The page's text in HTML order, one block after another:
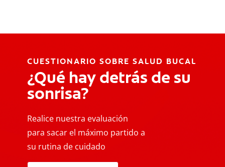
CUESTIONARIO SOBRE SALUD BUCAL
¿Qué hay detrás de su
sonrisa?
Realice nuestra evaluación
para sacar el máximo partido a
su rutina de cuidado